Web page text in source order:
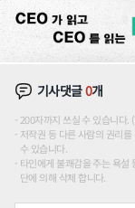
기사댓글0개
200자까지 쓰실 수 있습니다
저작권 등 다른 사람의 권리
수 있습니다.
타인에게 불쾌감을 주는 욕설
단에 의해 삭제 합니다.